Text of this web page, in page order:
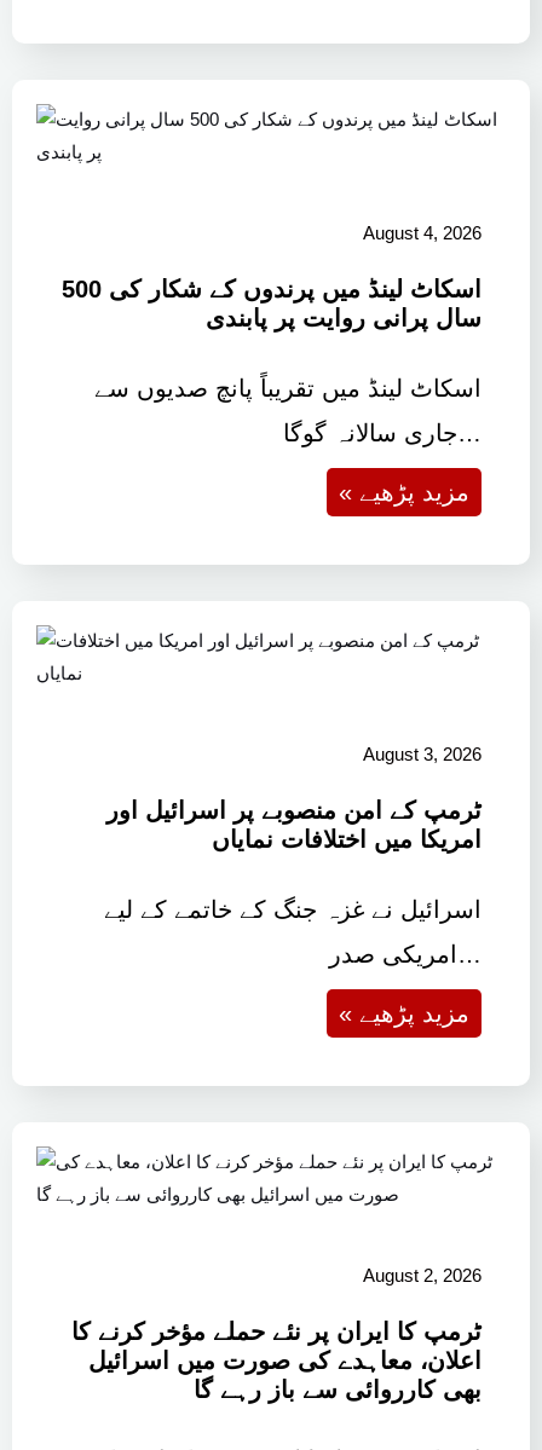
August 4, 2026
اسکاٹ لینڈ میں پرندوں کے شکار کی 500
سال پرانی روایت پر پابندی
اسکاٹ لینڈ میں تقریباً پانچ صدیوں سے
جاری سالانہ گوگا…
« مزید پڑھیے
August 3, 2026
ٹرمپ کے امن منصوبے پر اسرائیل اور
امریکا میں اختلافات نمایاں
اسرائیل نے غزہ جنگ کے خاتمے کے لیے
امریکی صدر…
« مزید پڑھیے
August 2, 2026
ٹرمپ کا ایران پر نئے حملے مؤخر کرنے کا
اعلان، معاہدے کی صورت میں اسرائیل
بھی کارروائی سے باز رہے گا